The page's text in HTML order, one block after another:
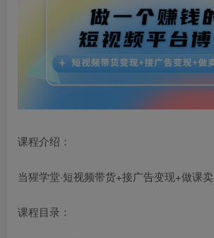
课程介绍：
当猩学堂·短视频带货+接广告变现+做课卖
课程目录：